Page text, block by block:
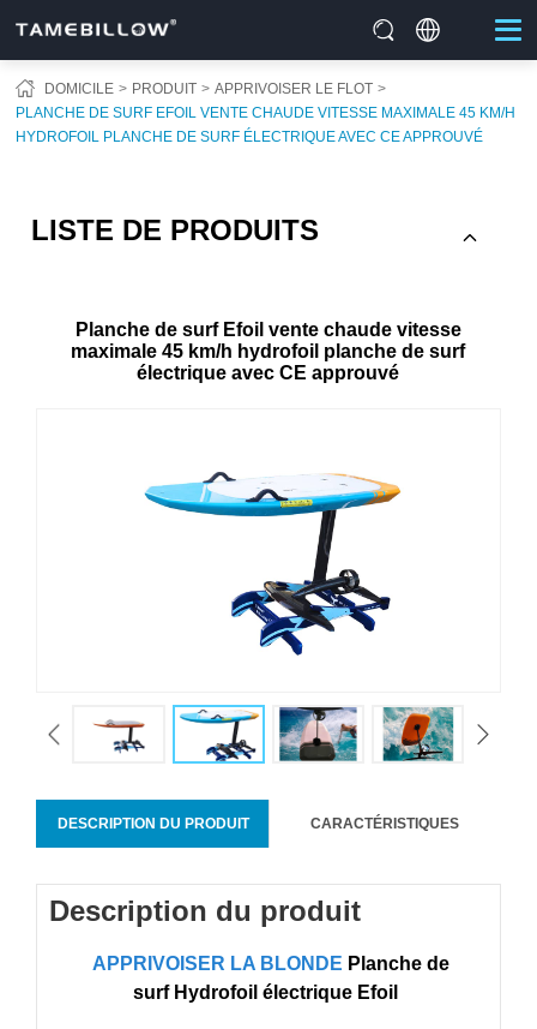
DOMICILE PRODUIT
APPRIVOISER LE FLOT
PLANCHE DE SURF EFOIL VENTE CHAUDE VITESSE MAXIMALE 45 KM/H
HYDROFOIL PLANCHE DE SURF ÉLECTRIQUE AVEC CE APPROUVÉ
LISTE DE PRODUITS
Planche de surf Efoil vente chaude vitesse
maximale 45 km/h hydrofoil planche de surf
électrique avec CE approuvé
DESCRIPTION DU PRODUIT CARACTÉRISTIQUES
Description du produit
APPRIVOISER LA BLONDE Planche de
surf Hydrofoil électrique Efoil